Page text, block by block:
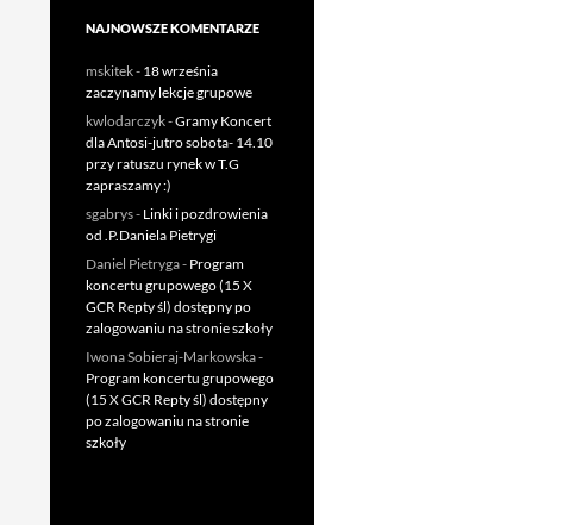
NAJNOWSZE KOMENTARZE
mskitek- 18 września
zaczynamy lekcje grupowe
kwlodarczyk-Gramy Koncert
dla Antosi-jutro sobota- 14.10
przy ratuszu rynek w T.G
zapraszamy :)
sgabrys- Linki i pozdrowienia
od .P.Daniela Pietrygi
Daniel Pietryga- Program
koncertu grupowego (15 X
GCR Repty śl) dostępny po
zalogowaniu na stronie szkoły
Iwona Sobieraj-Markowska-
Program koncertu grupowego
(15 X GCR Repty śl) dostępny
po zalogowaniu na stronie
szkoły